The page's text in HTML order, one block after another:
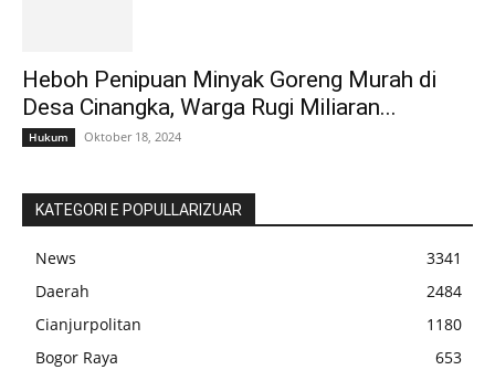
Heboh Penipuan Minyak Goreng Murah di
Desa Cinangka, Warga Rugi Miliaran...
Hukum Oktober 18, 2024
KATEGORI E POPULLARIZUAR
News
3341
Daerah
2484
Cianjurpolitan
1180
Bogor Raya
653